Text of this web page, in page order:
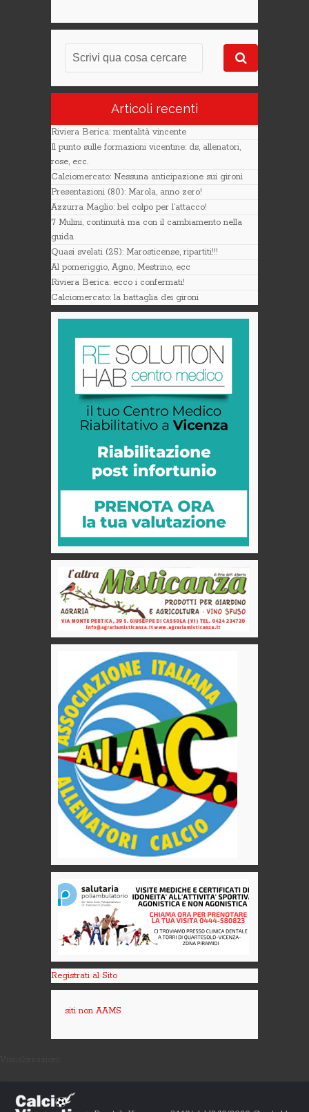
Articoli recenti
Riviera Berica: mentalità vincente
Il punto sulle formazioni vicentine: ds, allenatori,
rose, ecc.
Calciomercato: Nessuna anticipazione sui gironi
Presentazioni (80): Marola, anno zero!
Azzurra Maglio: bel colpo per l’attacco!
7 Mulini, continuità ma con il cambiamento nella
guida
Quasi svelati (25): Marosticense, ripartiti!!!
Al pomeriggio, Agno, Mestrino, ecc
Riviera Berica: ecco i confermati!
Calciomercato: la battaglia dei gironi
Registrati al Sito
siti non AAMS